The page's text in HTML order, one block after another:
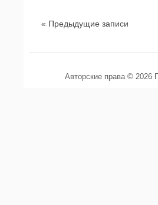
« Предыдущие записи
Авторские права © 2026